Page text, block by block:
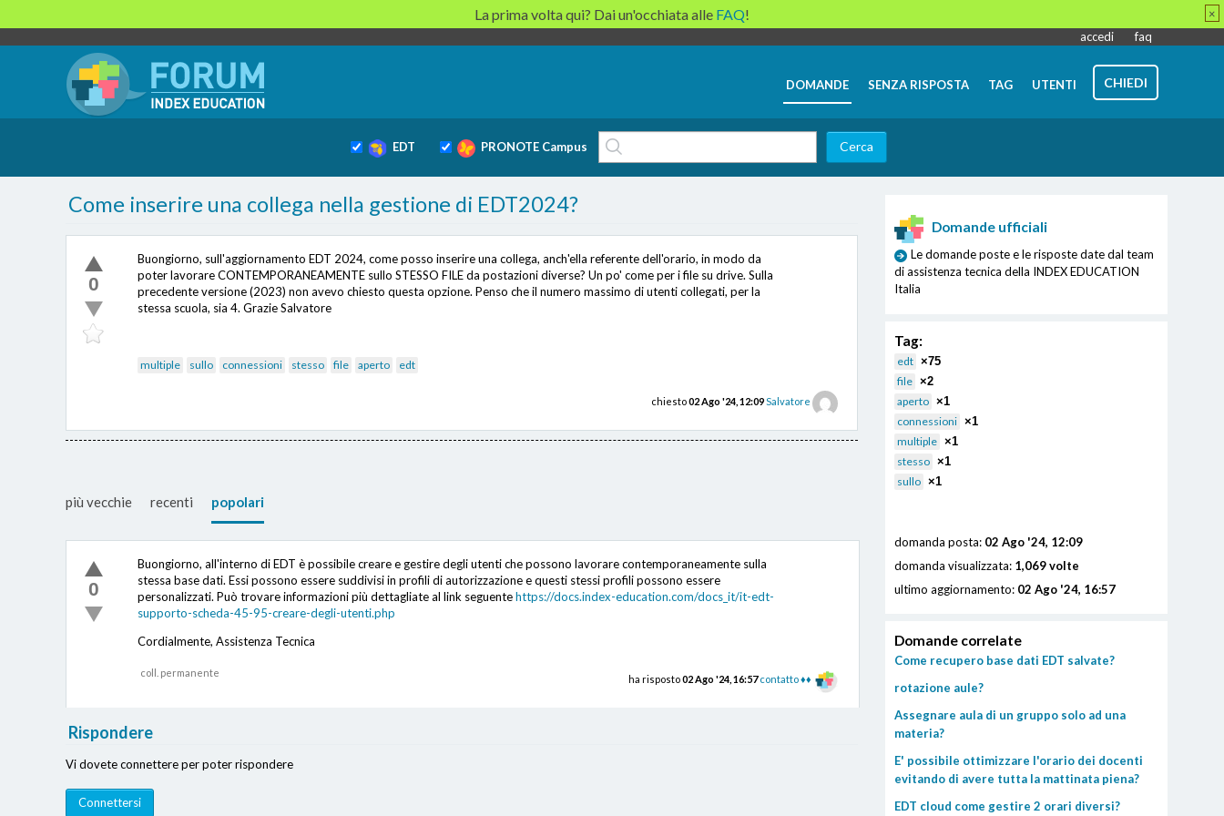
accedi faq
DOMANDE SENZA RISPOSTA TAG UTENTI CHIEDI
EDT PRONOTE Campus
Come inserire una collega nella gestione di EDT2024?
0
Buongiorno, sull'aggiornamento EDT 2024, come posso inserire una collega, anch'ella referente dell'orario, in modo da
poter lavorare CONTEMPORANEAMENTE sullo STESSO FILE da postazioni diverse? Un po' come per i file su drive. Sulla
precedente versione (2023) non avevo chiesto questa opzione. Penso che il numero massimo di utenti collegati, per la
stessa scuola, sia 4. Grazie Salvatore
multiple sullo connessioni stesso file aperto edt
chiesto02 Ago '24, 12:09Salvatore
più vecchie recenti popolari
0
Buongiorno, all'interno di EDT è possibile creare e gestire degli utenti che possono lavorare contemporaneamente sulla
stessa base dati. Essi possono essere suddivisi in profili di autorizzazione e questi stessi profili possono essere
personalizzati. Può trovare informazioni più dettagliate al link seguentehttps://docs.index-education.com/docs_it/it-edt-
supporto-scheda-45-95-creare-degli-utenti.php
Cordialmente, Assistenza Tecnica
coll. permanente
ha risposto02 Ago '24, 16:57 contatto ♦♦
Rispondere
Vi dovete connettere per poter rispondere
Domande ufficiali
Le domande poste e le risposte date dal team
di assistenza tecnica della INDEX EDUCATION
Italia
Tag:
edt ×75
file ×2
aperto ×1
connessioni ×1
multiple ×1
stesso ×1
sullo ×1
domanda posta: 02 Ago '24, 12:09
domanda visualizzata: 1,069 volte
ultimo aggiornamento: 02 Ago '24, 16:57
Domande correlate
Come recupero base dati EDT salvate?
rotazione aule?
Assegnare aula di un gruppo solo ad una
materia?
E' possibile ottimizzare l'orario dei docenti
evitando di avere tutta la mattinata piena?
EDT cloud come gestire 2 orari diversi?
La prima volta qui? Dai un'occhiata alle FAQ! ×